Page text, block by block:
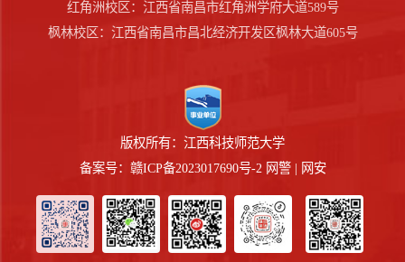
红角洲校区：江西省南昌市红角洲学府大道589号
枫林校区：江西省南昌市昌北经济开发区枫林大道605号
版权所有：江西科技师范大学
备案号：赣ICP备2023017690号-2 网警 | 网安